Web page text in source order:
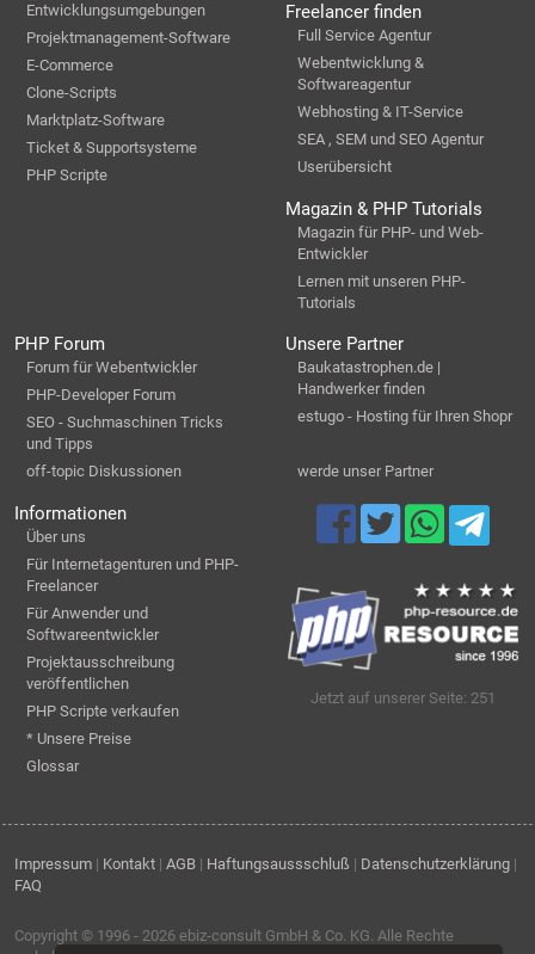
Entwicklungsumgebungen
Projektmanagement-Software
E-Commerce
Clone-Scripts
Marktplatz-Software
Ticket & Supportsysteme
PHP Scripte
Freelancer finden
Full Service Agentur
Webentwicklung &
Softwareagentur
Webhosting & IT-Service
SEA , SEM und SEO Agentur
Userübersicht
Magazin & PHP Tutorials
Magazin für PHP- und Web-
Entwickler
Lernen mit unseren PHP-
Tutorials
PHP Forum
Forum für Webentwickler
PHP-Developer Forum
SEO - Suchmaschinen Tricks
und Tipps
off-topic Diskussionen
Unsere Partner
Baukatastrophen.de |
Handwerker finden
estugo - Hosting für Ihren Shopr
werde unser Partner
Informationen
Über uns
Für Internetagenturen und PHP-
Freelancer
Für Anwender und
Softwareentwickler
Projektausschreibung
veröffentlichen
PHP Scripte verkaufen
* Unsere Preise
Glossar
Jetzt auf unserer Seite: 251
Impressum | Kontakt | AGB | Haftungsaussschluß | Datenschutzerklärung |
FAQ
Copyright © 1996 - 2026 ebiz-consult GmbH & Co. KG. Alle Rechte